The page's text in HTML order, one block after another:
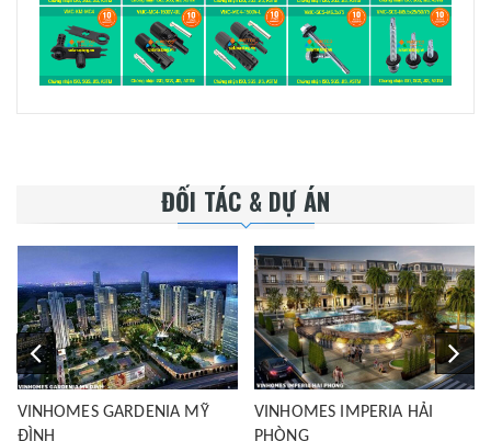
ĐỐI TÁC & DỰ ÁN
VINHOMES GARDENIA MỸ
ĐÌNH
VINHOMES IMPERIA HẢI
PHÒNG